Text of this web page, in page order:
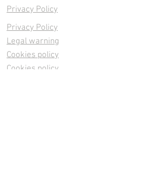
Privacy Policy
Privacy Policy
Legal warning
Cookies policy
Cookies policy